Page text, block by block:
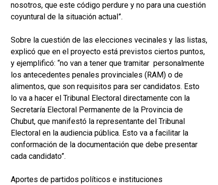
nosotros, que este código perdure y no para una cuestión
coyuntural de la situación actual”.
Sobre la cuestión de las elecciones vecinales y las listas,
explicó que en el proyecto está previstos ciertos puntos,
y ejemplificó: “no van a tener que tramitar personalmente
los antecedentes penales provinciales (RAM) o de
alimentos, que son requisitos para ser candidatos. Esto
lo va a hacer el Tribunal Electoral directamente con la
Secretaría Electoral Permanente de la Provincia de
Chubut, que manifestó la representante del Tribunal
Electoral en la audiencia pública. Esto va a facilitar la
conformación de la documentación que debe presentar
cada candidato”.
Aportes de partidos políticos e instituciones